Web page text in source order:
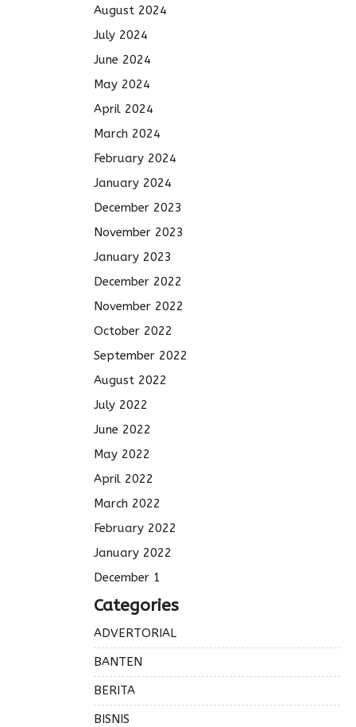
August 2024
July 2024
June 2024
May 2024
April 2024
March 2024
February 2024
January 2024
December 2023
November 2023
January 2023
December 2022
November 2022
October 2022
September 2022
August 2022
July 2022
June 2022
May 2022
April 2022
March 2022
February 2022
January 2022
December 1
Categories
ADVERTORIAL
BANTEN
BERITA
BISNIS